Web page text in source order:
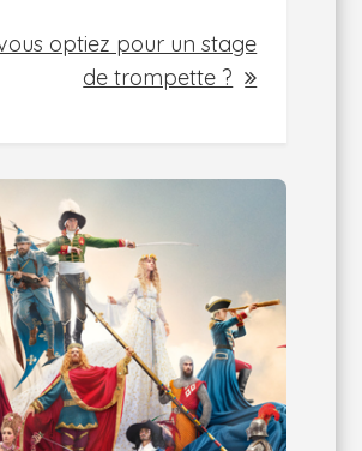
optiez pour un stage
de trompette ?